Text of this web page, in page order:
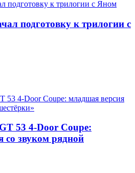
подготовку к трилогии с
53 4-Door Coupe:
со звуком рядной